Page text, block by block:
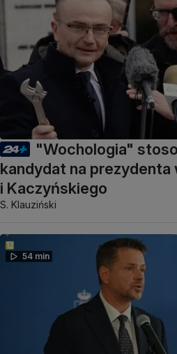
"Wochologia"
kandydat na prezydenta
i Kaczyńskiego
S. Klauziński
54 min